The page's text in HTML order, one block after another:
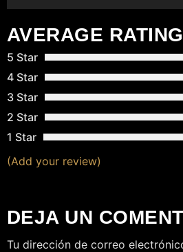
A
D
A
S
AVERAGE RATING
5 Star
4 Star
3 Star
2 Star
1 Star
(Add your review)
DEJA UN
Tu dirección de correo